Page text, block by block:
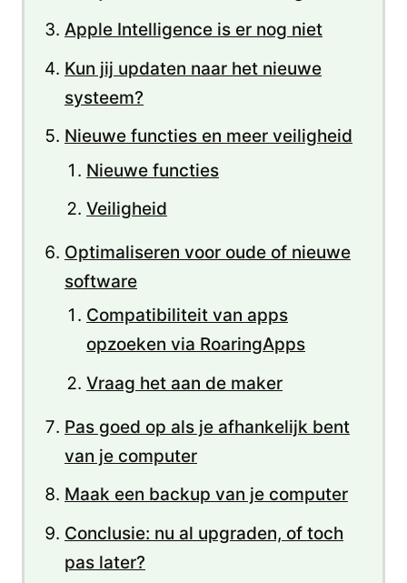
Apple Intelligence is er nog niet
Kun jij updaten naar het nieuwe
systeem?
Nieuwe functies en meer veiligheid
Nieuwe functies
Veiligheid
Optimaliseren voor oude of nieuwe
software
Compatibiliteit van apps
opzoeken via RoaringApps
Vraag het aan de maker
Pas goed op als je afhankelijk bent
van je computer
Maak een backup van je computer
Conclusie: nu al upgraden, of toch
pas later?